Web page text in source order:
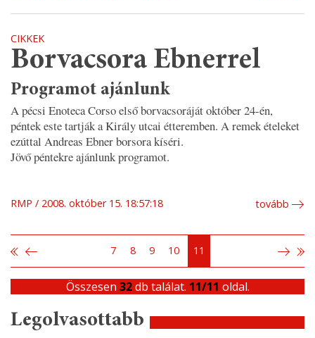
CIKKEK
Borvacsora Ebnerrel
Programot ajánlunk
A pécsi Enoteca Corso első borvacsoráját október 24-én,
péntek este tartják a Király utcai étteremben. A remek ételeket
ezúttal Andreas Ebner borsora kíséri.
Jövő péntekre ajánlunk programot.
RMP 2008. október 15. 18:57:18 tovább
7 8 9 10 11
Összesen 32db találat. 11/11 oldal.
Legolvasottabb